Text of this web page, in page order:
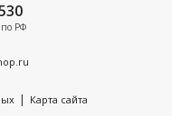
по РФ
| Карта сайта